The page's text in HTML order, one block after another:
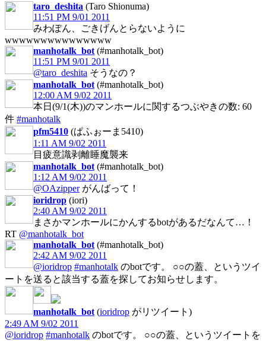
taro_deshita (Taro Shionuma)
11:51 PM 9/01 2011
みわぽん、ごきげんとらないように
wwwwwwwwwwwwwww
manhotalk_bot (#manhotalk_bot)
11:51 PM 9/01 2011
@taro_deshita そうなの？
manhotalk_bot (#manhotalk_bot)
12:00 AM 9/02 2011
本日(9/1(木))のマンホールに関するつぶやきの数: 60
件 #manhotalk
pfm5410 (ぱふぉーま5410)
1:11 AM 9/02 2011
目疲意識剥離睡魔襲来
manhotalk_bot (#manhotalk_bot)
1:12 AM 9/02 2011
@OAzipperがんばって！
ioridrop (iori)
2:40 AM 9/02 2011
まさかマンホールにかんするbotがあるだなんて…！
RT @manhotalk_bot
manhotalk_bot (#manhotalk_bot)
2:42 AM 9/02 2011
@ioridrop #manhotalk のbotです。 ○○の蓋、というツイ
ートを送ると該当する蓋を探してお知らせします。
manhotalk_bot (ioridrop がリツイート)
2:49 AM 9/02 2011
@ioridrop #manhotalk のbotです。 ○○の蓋、というツイートを